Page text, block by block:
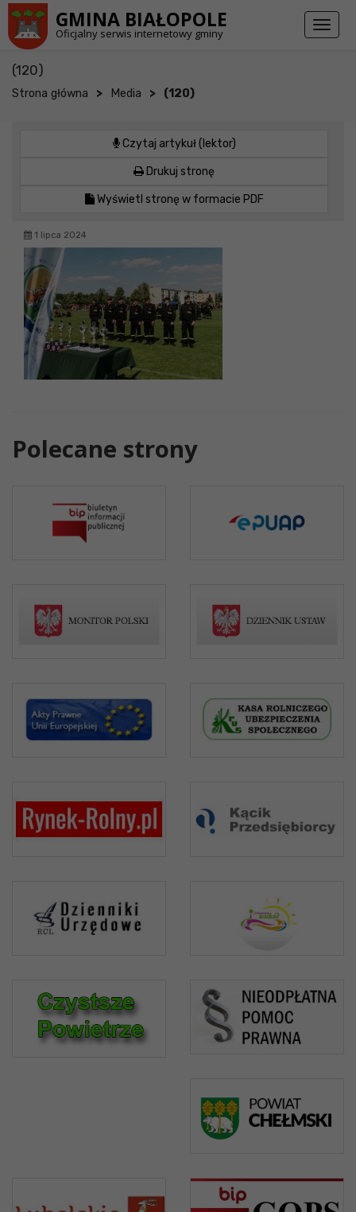
GMINA BIAŁOPOLE
Oficjalny serwis internetowy gminy
Toggle
(120)
Strona główna > Media > (120)
Czytaj artykuł (lektor)
Drukuj stronę
Wyświetl stronę w formacie PDF
1 lipca 2024
Polecane strony